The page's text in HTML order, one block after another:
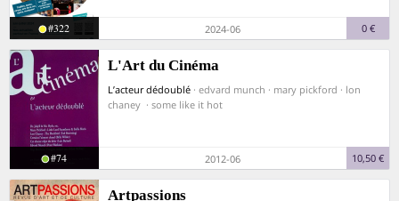
#322 2024-06 0 €
L'Art du Cinéma
L’acteur dédoublé · edvard munch · mary pickford · lon
chaney · some like it hot
#74 2012-06 10,50 €
Artpassions